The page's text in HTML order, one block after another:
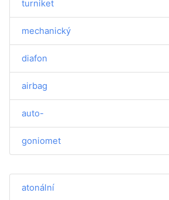
turniket
mechanický
diafon
airbag
auto-
goniomet
atonální